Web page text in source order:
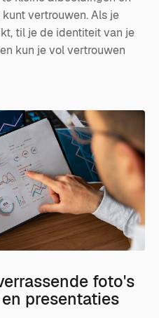
vertrouwen. Als je
til je de identiteit van je
kun je vol vertrouwen
foto's
presentaties